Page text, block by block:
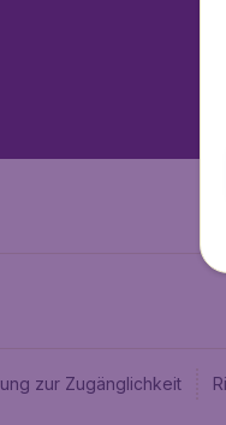
zur Zugänglichkeit